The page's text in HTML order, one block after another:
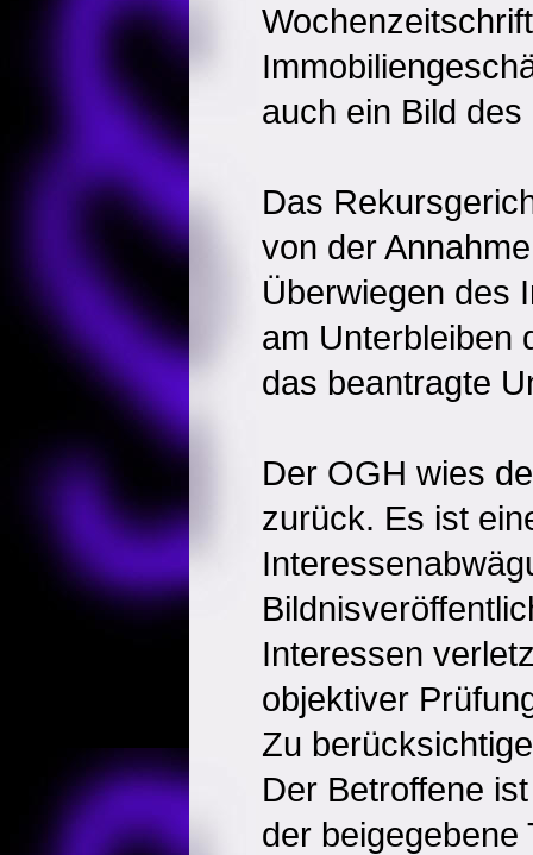
auch ein Bild
Das
von der
Überwiegen des
am Unterbleiben
das beantragte
Der OGH wies
zurück. Es ist
Interessen
objektiver
Zu
Der Betroffene
der beigegebene